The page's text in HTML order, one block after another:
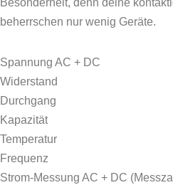
Besonderheit, denn deine
beherrschen nur wenig Geräte.
Spannung AC + DC
Widerstand
Durchgang
Kapazität
Temperatur
Frequenz
Strom-Messung AC + DC